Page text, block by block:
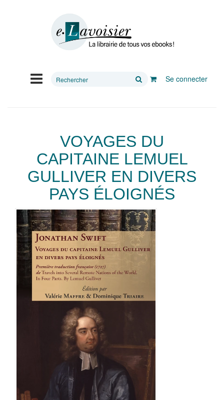
Rechercher
Se connecter
VOYAGES DU
CAPITAINE LEMUEL
GULLIVER EN DIVERS
PAYS ÉLOIGNÉS